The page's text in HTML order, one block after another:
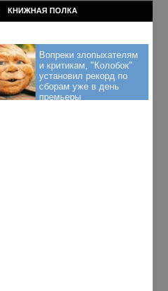
КНИЖНАЯ ПОЛКА
Вопреки злопыхателям
и критикам, "Колобок"
установил рекорд по
сборам уже в день
премьеры